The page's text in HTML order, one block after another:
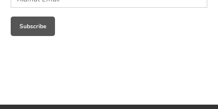
Email
Subscribe